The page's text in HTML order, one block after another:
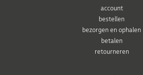
account
bestellen
bezorgen en ophalen
betalen
retourneren